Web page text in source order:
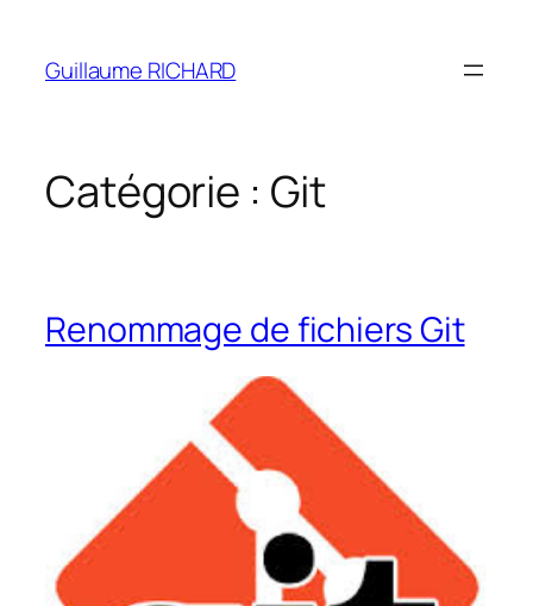
contenu
Guillaume RICHARD
Catégorie : Git
Renommage de fichiers Git